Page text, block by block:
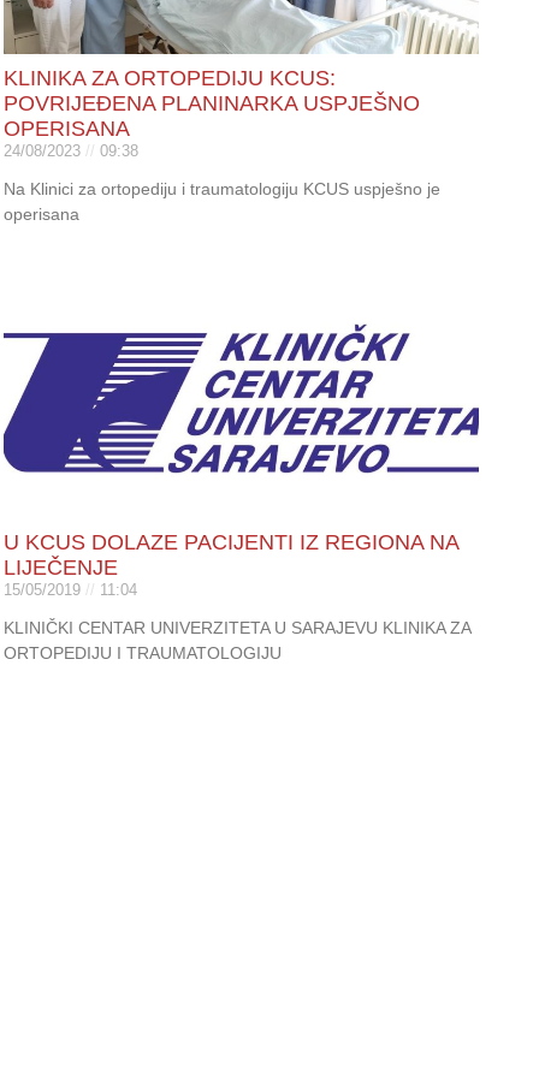
KLINIKA ZA ORTOPEDIJU KCUS:
POVRIJEĐENA PLANINARKA USPJEŠNO
OPERISANA
24/08/2023 09:38
Na Klinici za ortopediju i traumatologiju KCUS uspješno je
operisana
U KCUS DOLAZE PACIJENTI IZ REGIONA NA
LIJEČENJE
15/05/2019 11:04
KLINIČKI CENTAR UNIVERZITETA U SARAJEVU KLINIKA ZA
ORTOPEDIJU I TRAUMATOLOGIJU